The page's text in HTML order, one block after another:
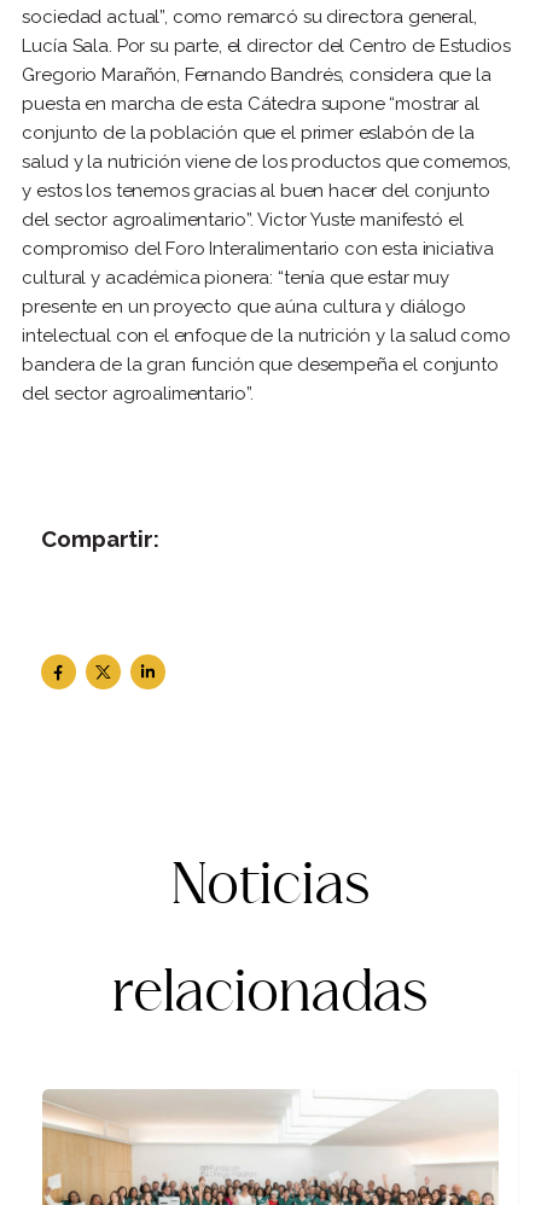
sociedad actual”, como remarcó su directora general,
Lucía Sala. Por su parte, el director del Centro de Estudios
Gregorio Marañón, Fernando Bandrés, considera que la
puesta en marcha de esta Cátedra supone “mostrar al
conjunto de la población que el primer eslabón de la
salud y la nutrición viene de los productos que comemos,
y estos los tenemos gracias al buen hacer del conjunto
del sector agroalimentario”. Victor Yuste manifestó el
compromiso del Foro Interalimentario con esta iniciativa
cultural y académica pionera: “tenía que estar muy
presente en un proyecto que aúna cultura y diálogo
intelectual con el enfoque de la nutrición y la salud como
bandera de la gran función que desempeña el conjunto
del sector agroalimentario”.
Compartir:
Noticias
relacionadas